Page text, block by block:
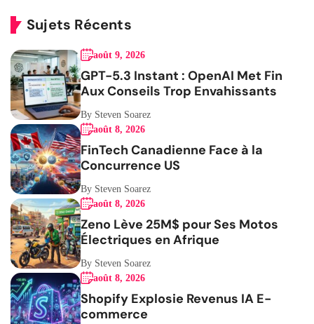
Sujets Récents
août 9, 2026
GPT-5.3 Instant : OpenAI Met Fin
Aux Conseils Trop Envahissants
By Steven Soarez
août 8, 2026
FinTech Canadienne Face à la
Concurrence US
By Steven Soarez
août 8, 2026
Zeno Lève 25M$ pour Ses Motos
Électriques en Afrique
By Steven Soarez
août 8, 2026
Shopify Explosie Revenus IA E-
commerce